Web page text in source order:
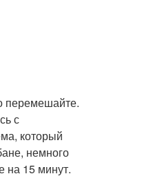
перемешайте.
с
который
немного
на 15 минут.